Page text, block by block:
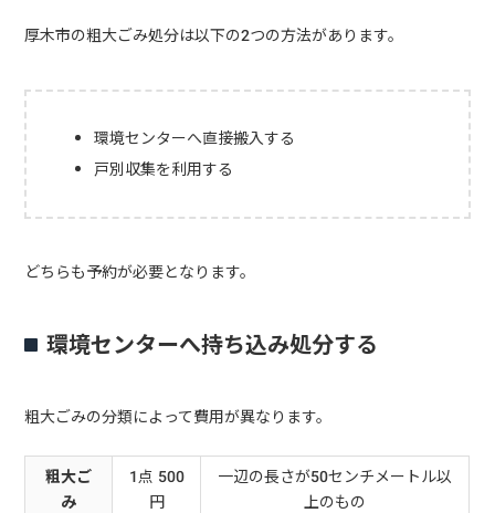
厚木市の粗大ごみ処分は以下の2つの方法があります。
環境センターへ直接搬入する
戸別収集を利用する
どちらも予約が必要となります。
環境センターへ持ち込み処分する
粗大ごみの分類によって費用が異なります。
粗大ご
み
1点 500
円
一辺の長さが50センチメートル以
上のもの